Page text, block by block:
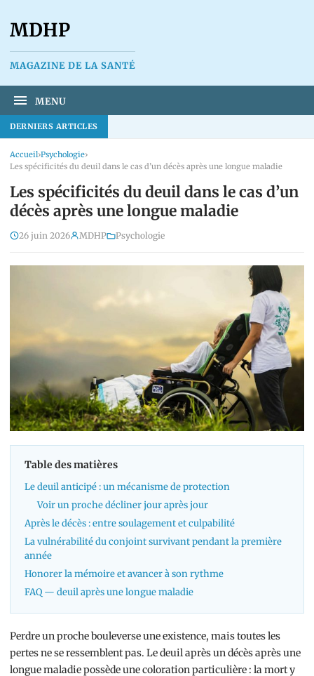
MDHP
MAGAZINE DE LA SANTÉ
MENU
DERNIERS ARTICLES
Accueil›Psychologie›
Les spécificités du deuil dans le cas d’un décès après une longue maladie
Les spécificités du deuil dans le cas d’un
décès après une longue maladie
26 juin 2026 MDHP Psychologie
Table des matières
Le deuil anticipé : un mécanisme de protection
Voir un proche décliner jour après jour
Après le décès : entre soulagement et culpabilité
La vulnérabilité du conjoint survivant pendant la première
année
Honorer la mémoire et avancer à son rythme
FAQ — deuil après une longue maladie
Perdre un proche bouleverse une existence, mais toutes les
pertes ne se ressemblent pas. Le deuil après un décès après une
longue maladie possède une coloration particulière : la mort y